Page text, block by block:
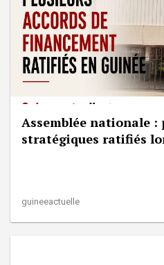
Assemblée nationale :
stratégiques ratifiés
guineeactuelle